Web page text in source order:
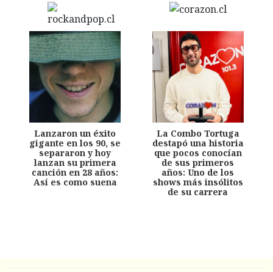
Lanzaron un éxito
gigante en los 90, se
separaron y hoy
lanzan su primera
canción en 28 años:
Así es como suena
La Combo Tortuga
destapó una historia
que pocos conocían
de sus primeros
años: Uno de los
shows más insólitos
de su carrera